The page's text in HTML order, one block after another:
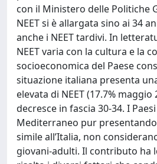
con il Ministero delle Politiche
NEET si è allargata sino ai 34
anche i NEET tardivi. In
NEET varia con la cultura e la
socioeconomica del Paese
situazione italiana presenta
elevata di NEET (17.7% maggio
decresce in fascia 30-34. I
Mediterraneo pur
simile all’Italia, non
giovani-adulti. Il contributo ha